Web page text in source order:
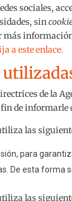
sociales,
sin
más
a este enlace.
de la
fin de
las
para
De esta forma
las